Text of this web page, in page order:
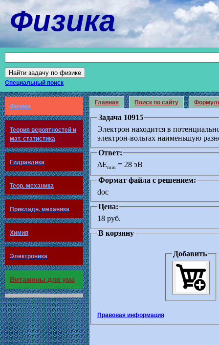
Физика
Специальный поиск
Физика
Теория вероятностей и
мат. статистика
Гидравлика
Теор. механика
Прикладн. механика
Химия
Электроника
Витамины для ума
Главная Поиск по сайту
Задача 10915
Электрон находится в
электрон-вольтах наименьшую
Ответ:
ΔEmin = 28 эВ
Формат файла с решением:
doc
Цена:
18 руб.
В корзину
Добавить
Правовая информация